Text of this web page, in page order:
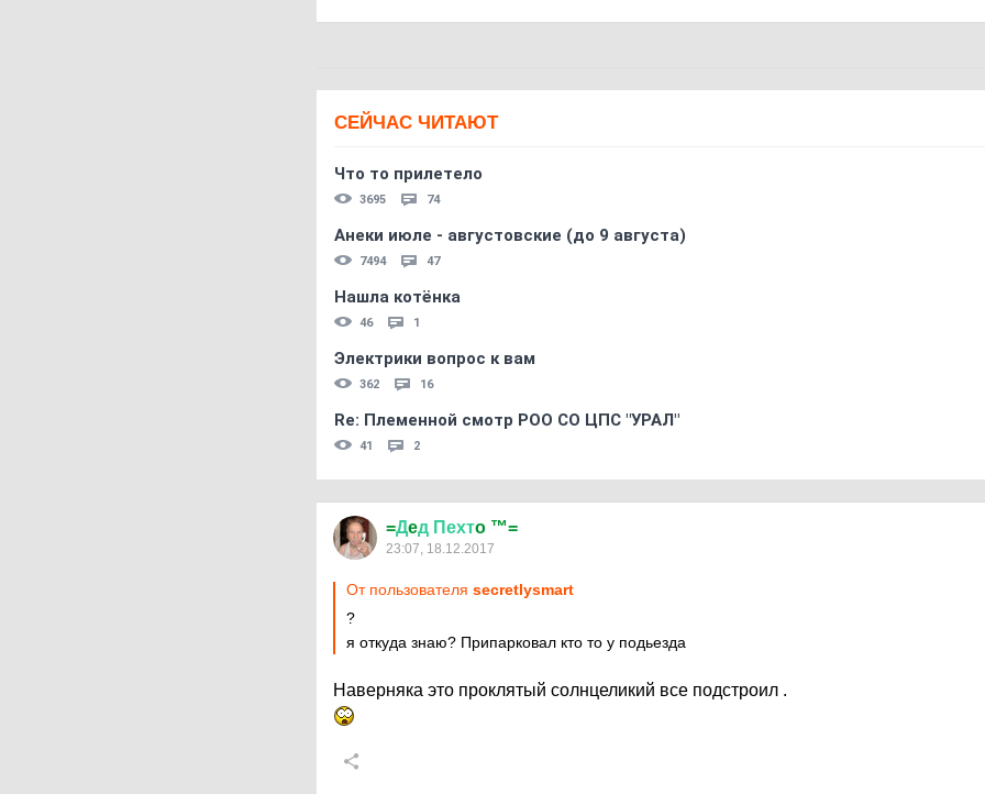
СЕЙЧАС ЧИТАЮТ
Что то прилетело
3695 74
Анеки июле - августовские (до 9 августа)
7494 47
Нашла котёнка
46 1
Электрики вопрос к вам
362 16
Re: Племеннoй смoтр РOO CO ЦПС "УРАЛ"
41 2
=Дeд Пехтo ™=
23:07, 18.12.2017
От пользователя secretlysmart
?
я откуда знаю? Припарковал кто то у подьезда
Наверняка это проклятый солнцеликий все подстроил .